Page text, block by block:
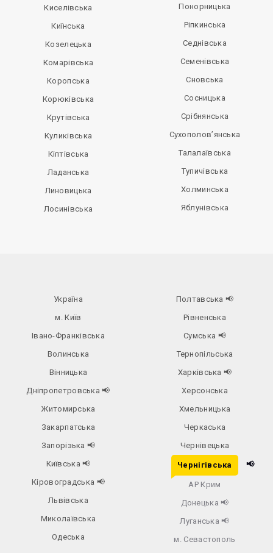
Киселівська
Киїнська
Козелецька
Комарівська
Коропська
Корюківська
Крутівська
Куликівська
Кіптівська
Ладанська
Линовицька
Лосинівська
Понорницька
Ріпкинська
Седнівська
Семенівська
Сновська
Сосницька
Срібнянська
Сухополов’янська
Талалаївська
Тупичівська
Холминська
Яблунівська
Україна
м. Київ
Івано-Франківська
Волинська
Вінницька
Дніпропетровська📢
Житомирська
Закарпатська
Запорізька 📢
Київська📢
Кіровоградська 📢
Львівська
Миколаївська
Одеська
Полтавська 📢
Рівненська
Сумська 📢
Тернопільська
Харківська 📢
Херсонська
Хмельницька
Черкаська
Чернівецька
Чернігівська 📢
АР Крим
Донецька 📢
Луганська 📢
м. Севастополь